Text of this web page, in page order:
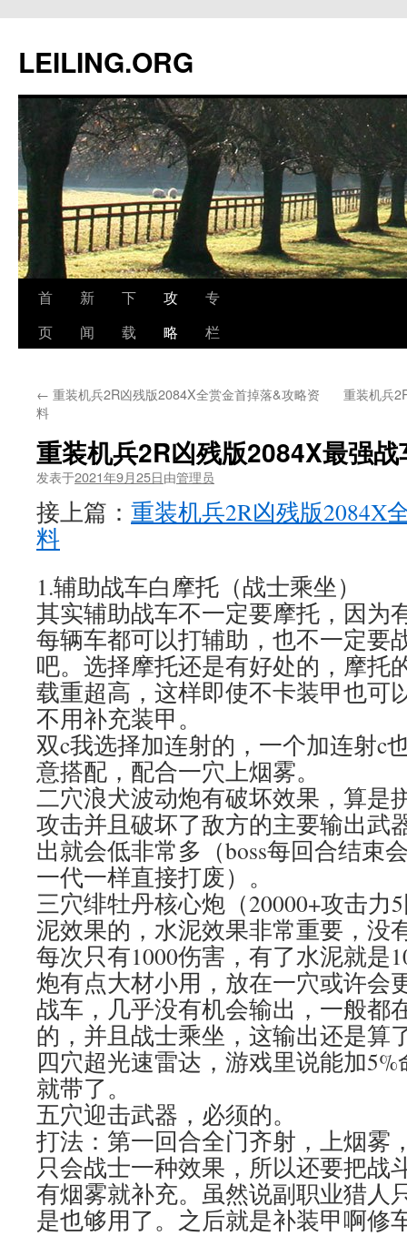
文
LEILING.ORG
首
页
新
闻
下
载
攻
略
专
栏
← 重装机兵2R凶残版2084X全赏金首掉落&攻略资
料
重装机兵
重装机兵2R凶残版2084X最强
发表于2021年9月25日由管理员
接上篇： 重装机兵2R凶残版2084X
料
1.辅助战车白摩托（战士乘坐）
其实辅助战车不一定要摩托，因为
每辆车都可以打辅助，也不一定要
吧。选择摩托还是有好处的，摩托
载重超高，这样即使不卡装甲也可
不用补充装甲。
双c我选择加连射的，一个加连射c
意搭配，配合一穴上烟雾。
二穴浪犬波动炮有破坏效果，算是
攻击并且破坏了敌方的主要输出武
出就会低非常多（boss每回合结束
一代一样直接打废）。
三穴绯牡丹核心炮（20000+攻击力
泥效果的，水泥效果非常重要，没
每次只有1000伤害，有了水泥就是
炮有点大材小用，放在一穴或许会
战车，几乎没有机会输出，一般都
的，并且战士乘坐，这输出还是算
四穴超光速雷达，游戏里说能加
就带了。
五穴迎击武器，必须的。
打法：第一回合全门齐射，上烟雾
只会战士一种效果，所以还要把战
有烟雾就补充。虽然说副职业猎人
是也够用了。之后就是补装甲啊修